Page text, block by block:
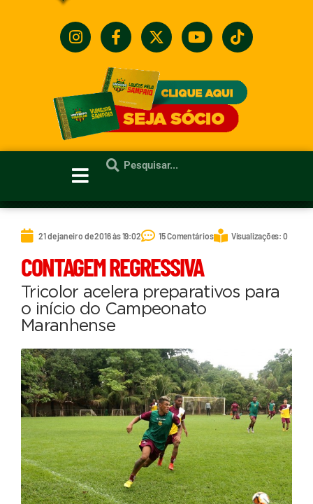
21 de janeiro de 2016 às 19:02 15 Comentários Visualizações: 0
CONTAGEM REGRESSIVA
Tricolor acelera preparativos para
o início do Campeonato
Maranhense